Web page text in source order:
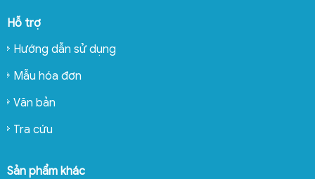
Hỗ trợ
Hướng dẫn sử dụng
Mẫu hóa đơn
Văn bản
Tra cứu
Sản phẩm khác